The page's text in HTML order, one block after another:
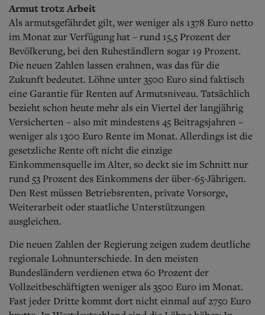
Armut trotz Arbeit
Als armutsgefährdet gilt, wer weniger als 1378 Euro netto
im Monat zur Verfügung hat – rund 15,5 Prozent der
Bevölkerung, bei den Ruheständlern sogar 19 Prozent.
Die neuen Zahlen lassen erahnen, was das für die
Zukunft bedeutet. Löhne unter 3500 Euro sind faktisch
eine Garantie für Renten auf Armutsniveau. Tatsächlich
bezieht schon heute mehr als ein Viertel der langjährig
Versicherten – also mit mindestens 45 Beitragsjahren –
weniger als 1300 Euro Rente im Monat. Allerdings ist die
gesetzliche Rente oft nicht die einzige
Einkommensquelle im Alter, so deckt sie im Schnitt nur
rund 53 Prozent des Einkommens der über-65-Jährigen.
Den Rest müssen Betriebsrenten, private Vorsorge,
Weiterarbeit oder staatliche Unterstützungen
ausgleichen.
Die neuen Zahlen der Regierung zeigen zudem deutliche
regionale Lohnunterschiede. In den meisten
Bundesländern verdienen etwa 60 Prozent der
Vollzeitbeschäftigten weniger als 3500 Euro im Monat.
Fast jeder Dritte kommt dort nicht einmal auf 2750 Euro